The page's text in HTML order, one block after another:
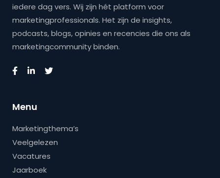
iedere dag vers. Wij zijn hét platform voor
marketingprofessionals. Het zijn de insights,
podcasts, blogs, opinies en recencies die ons als
marketingcommunity binden.
Menu
Marketingthema’s
Veelgelezen
Vacatures
Jaarboek